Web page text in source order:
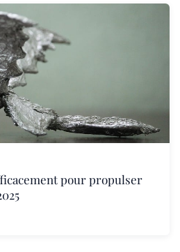
pour propulser